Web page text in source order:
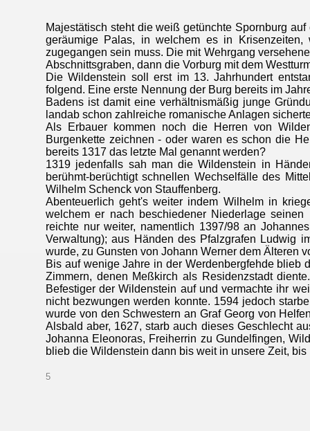
Majestätisch steht die weiß getünchte Spornburg
geräumige Palas, in welchem es in
zugegangen sein muss. Die mit Wehrgang
Abschnittsgraben, dann die Vorburg mit dem
Die Wildenstein soll erst im 13. Jahrhundert
folgend. Eine erste Nennung der Burg bereits im
Badens ist damit eine verhältnismäßig junge
landab schon zahlreiche romanische Anlagen
Als Erbauer kommen noch die Herren von
Burgenkette zeichnen - oder waren es schon die
bereits 1317 das letzte Mal genannt werden?
1319 jedenfalls sah man die Wildenstein in
berühmt-berüchtigt schnellen Wechselfälle des
Wilhelm Schenck von Stauffenberg.
Abenteuerlich geht's weiter indem Wilhelm in
welchem er nach beschiedener Niederlage
reichte nur weiter, namentlich 1397/98 an
Verwaltung); aus Händen des Pfalzgrafen Ludwig
wurde, zu Gunsten von Johann Werner dem Älteren
Bis auf wenige Jahre in der Werdenbergfehde blieb
Zimmern, denen Meßkirch als Residenzstadt
Befestiger der Wildenstein auf und vermachte ihr
nicht bezwungen werden konnte. 1594 jedoch
wurde von den Schwestern an Graf Georg von
Alsbald aber, 1627, starb auch dieses Geschlecht
Johanna Eleonoras, Freiherrin zu Gundelfingen,
blieb die Wildenstein dann bis weit in unsere
5